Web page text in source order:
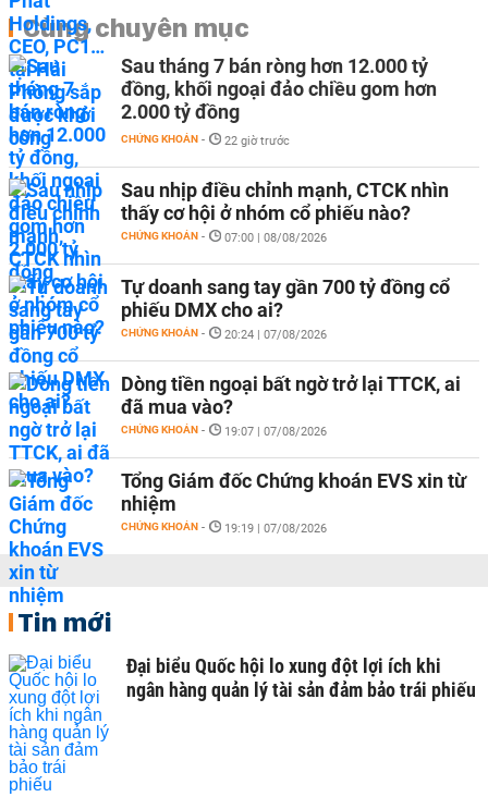
Cùng chuyên mục
Sau tháng 7 bán ròng hơn 12.000 tỷ
đồng, khối ngoại đảo chiều gom hơn
2.000 tỷ đồng
CHỨNG KHOÁN - 22 giờ trước
Sau nhịp điều chỉnh mạnh, CTCK nhìn
thấy cơ hội ở nhóm cổ phiếu nào?
CHỨNG KHOÁN - 07:00 | 08/08/2026
Tự doanh sang tay gần 700 tỷ đồng cổ
phiếu DMX cho ai?
CHỨNG KHOÁN - 20:24 | 07/08/2026
Dòng tiền ngoại bất ngờ trở lại TTCK, ai
đã mua vào?
CHỨNG KHOÁN - 19:07 | 07/08/2026
Tổng Giám đốc Chứng khoán EVS xin từ
nhiệm
CHỨNG KHOÁN - 19:19 | 07/08/2026
Tin mới
Đại biểu Quốc hội lo xung đột lợi ích khi
ngân hàng quản lý tài sản đảm bảo trái phiếu